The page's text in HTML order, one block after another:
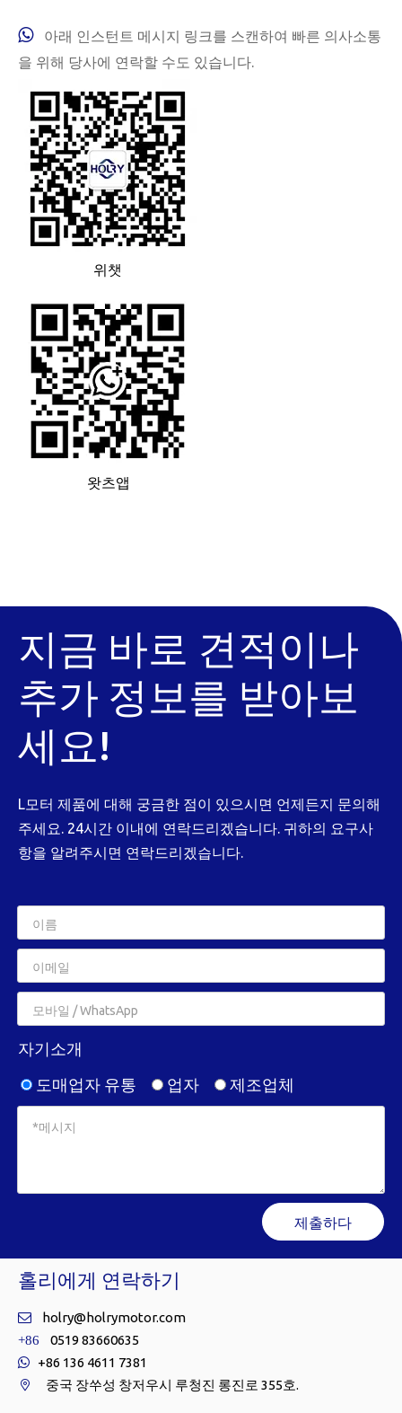
아래 인스턴트 메시지 링크를 스캔하여 빠른 의사소통
을 위해 당사에 연락할 수도 있습니다.
위챗
왓츠앱
지금 바로 견적이나
추가 정보를 받아보
세요!
L모터 제품에 대해 궁금한 점이 있으시면 언제든지 문의해
주세요. 24시간 이내에 연락드리겠습니다. 귀하의 요구사
항을 알려주시면 연락드리겠습니다.
자기소개
도매업자 유통
업자 제조업체
제출하다
홀리에게 연락하기
 holry@holrymotor.com
+86 0519 83660635
 +86 136 4611 7381
 중국 장쑤성 창저우시 루청진 롱진로 355호.